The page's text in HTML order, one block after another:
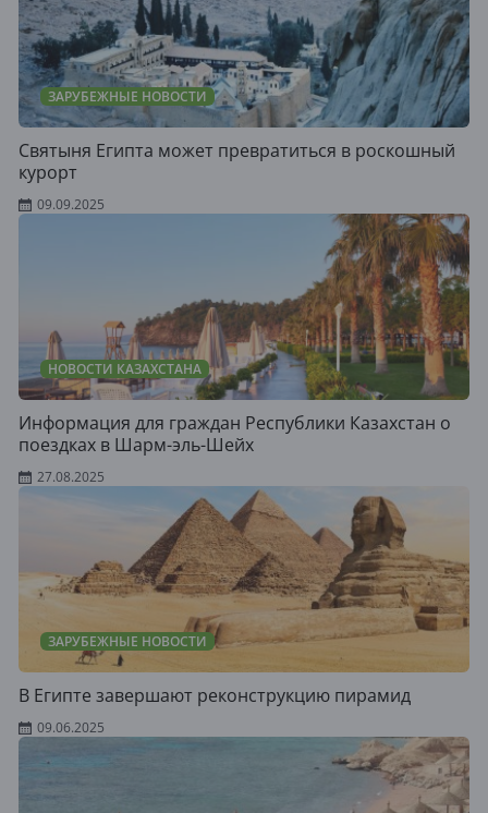
ЗАРУБЕЖНЫЕ НОВОСТИ
Святыня Египта может превратиться в роскошный
курорт
09.09.2025
НОВОСТИ КАЗАХСТАНА
Информация для граждан Республики Казахстан о
поездках в Шарм-эль-Шейх
27.08.2025
ЗАРУБЕЖНЫЕ НОВОСТИ
В Египте завершают реконструкцию пирамид
09.06.2025